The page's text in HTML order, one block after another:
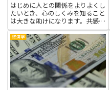
はじめに人との関係をよりよくし
たいとき、心のしくみを知ること
は大きな助けになります。共感の
心理学を学ぶと、相手の気持ちを
理解するコツや、言葉の選び方、
表情や声のトーンの使い方が見え
やすくなります。相手に寄り添う
力は、友人や家族、学校や職場
で...
経済学